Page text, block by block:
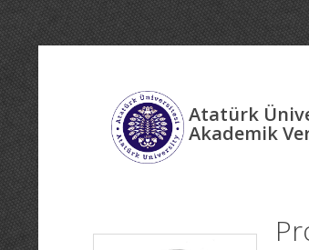
Atatürk
Akademik